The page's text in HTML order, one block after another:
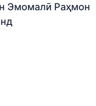
Эмомалӣ Раҳмон